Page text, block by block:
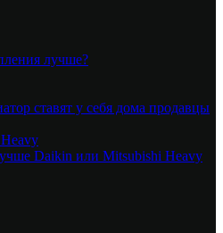
лучше?
ставят у себя дома продавцы
Daikin или Mitsubishi Heavy